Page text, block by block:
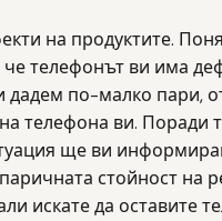
на продуктите.
че телефонът ви има
дадем по-малко пари,
телефона ви. Поради
ще ви
стойност на
искате да оставите